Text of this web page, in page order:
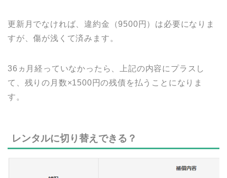
更新月でなければ、違約金（9500円）は必要になりま
すが、傷が浅くて済みます。
36ヵ月経っていなかったら、上記の内容にプラスし
て、残りの月数×1500円の残債を払うことになりま
す。
レンタルに切り替えできる？